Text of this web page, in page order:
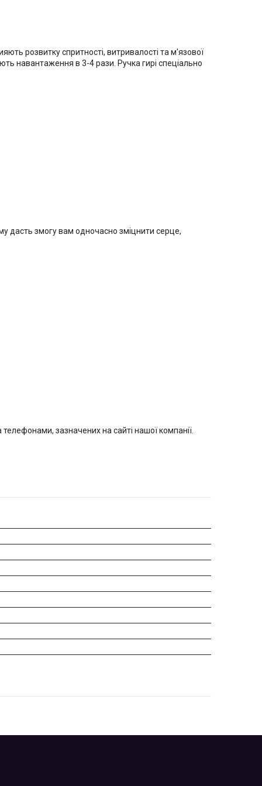
розвитку спритності, витривалості та м'язової
навантаження в 3-4 рази. Ручка гирі спеціально
дасть змогу вам одночасно зміцнити серце,
зазначених на сайті нашої компанії.